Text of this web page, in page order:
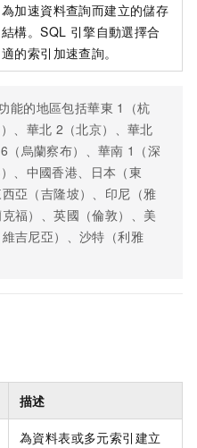
為加速資料查詢而建立的儲存
結構。SQL 引擎自動選擇合
適的索引加速查詢。
能的地區包括華東 1（杭
、華北 2（北京）、華北
6（烏蘭察布）、華南 1（深
、中國香港、日本（東
亞（吉隆坡）、印尼（雅
福）、英國（倫敦）、美
吉尼亞） 、沙特（利雅
描述
為資料表或多元索引建立